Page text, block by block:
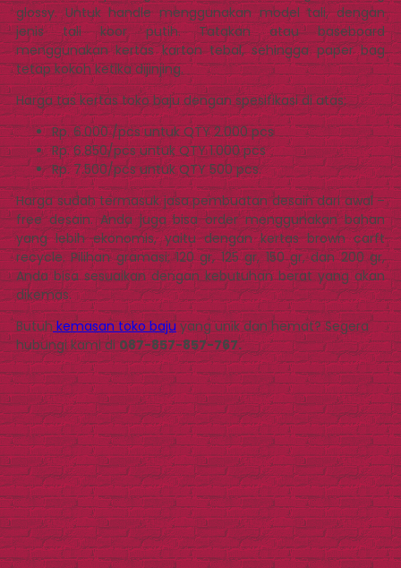
glossy. Untuk handle menggunakan model tali, dengan
jenis tali koor putih. Tatakan atau baseboard
menggunakan kertas karton tebal, sehingga paper bag
tetap kokoh ketika dijinjing.
Harga tas kertas toko baju dengan spesifikasi di atas:
Rp. 6.000 /pcs untuk QTY 2.000 pcs
Rp. 6.850/pcs untuk QTY 1.000 pcs
Rp. 7.500/pcs untuk QTY 500 pcs.
Harga sudah termasuk jasa pembuatan desain dari awal –
free desain. Anda juga bisa order menggunakan bahan
yang lebih ekonomis, yaitu dengan kertas brown carft
recycle. Pilihan gramasi; 120 gr, 125 gr, 150 gr, dan 200 gr,
Anda bisa sesuaikan dengan kebutuhan berat yang akan
dikemas.
Butuhkemasan toko bajuyang unik dan hemat? Segera
hubungi kami di087-857-857-767.